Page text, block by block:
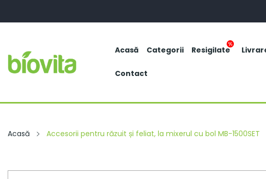
Acasă Categorii Resigilate
Contact
Acasă Accesorii pentru răzuit și feliat, la mixerul cu bol MB-1500SET